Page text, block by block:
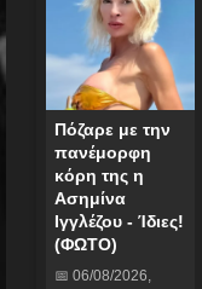
Πόζαρε με την
πανέμορφη
κόρη της η
Ασημίνα
Ιγγλέζου - Ίδιες!
(ΦΩΤΟ)
📅 06/08/2026,